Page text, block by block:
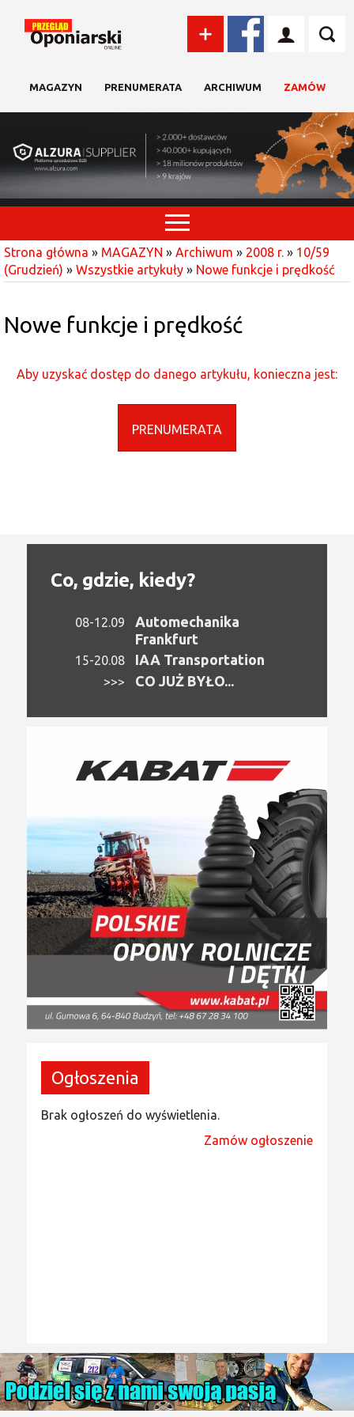
MAGAZYN PRENUMERATA ARCHIWUM ZAMÓW
Strona główna » MAGAZYN » Archiwum » 2008 r. » 10/59
(Grudzień) » Wszystkie artykuły » Nowe funkcje i prędkość
Nowe funkcje i prędkość
Aby uzyskać dostęp do danego artykułu, konieczna jest:
PRENUMERATA
Co, gdzie, kiedy?
08-12.09
Automechanika
Frankfurt
15-20.08 IAA Transportation
>>> CO JUŻ BYŁO...
Ogłoszenia
Brak ogłoszeń do wyświetlenia.
Zamów ogłoszenie